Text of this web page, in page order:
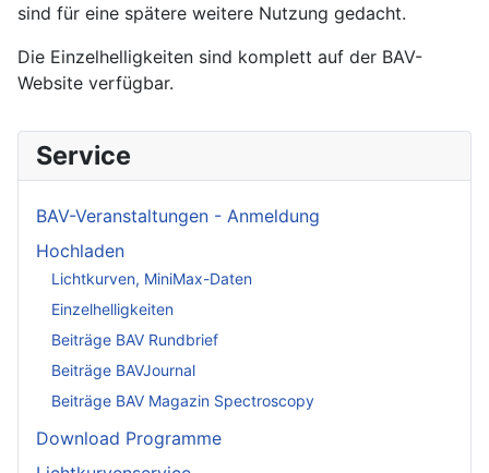
sind für eine spätere weitere Nutzung gedacht.
Die Einzelhelligkeiten sind komplett auf der BAV-
Website verfügbar.
Service
BAV-Veranstaltungen - Anmeldung
Hochladen
Lichtkurven, MiniMax-Daten
Einzelhelligkeiten
Beiträge BAV Rundbrief
Beiträge BAVJournal
Beiträge BAV Magazin Spectroscopy
Download Programme